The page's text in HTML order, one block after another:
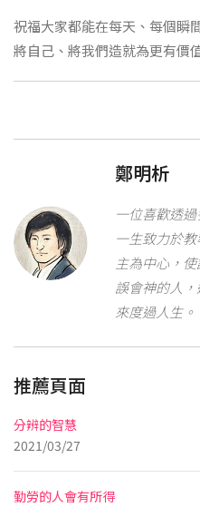
祝福大家都能在每天、每個
將自己、將我們造就為更有價
鄭明析
一位喜歡透
一生致力於
主為中心，
誤會神的人
來度過人生。
推薦頁面
分辨的智慧
2021/03/27
勤勞的人會有所得